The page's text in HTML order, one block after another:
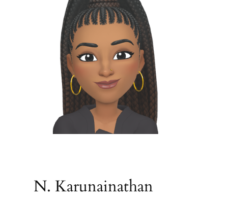
N. Karunainathan